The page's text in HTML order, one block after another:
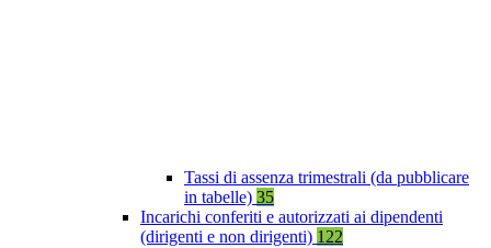
Tassi di assenza trimestrali (da pubblicare
in tabelle) 35
Incarichi conferiti e autorizzati ai dipendenti
(dirigenti e non dirigenti) 122